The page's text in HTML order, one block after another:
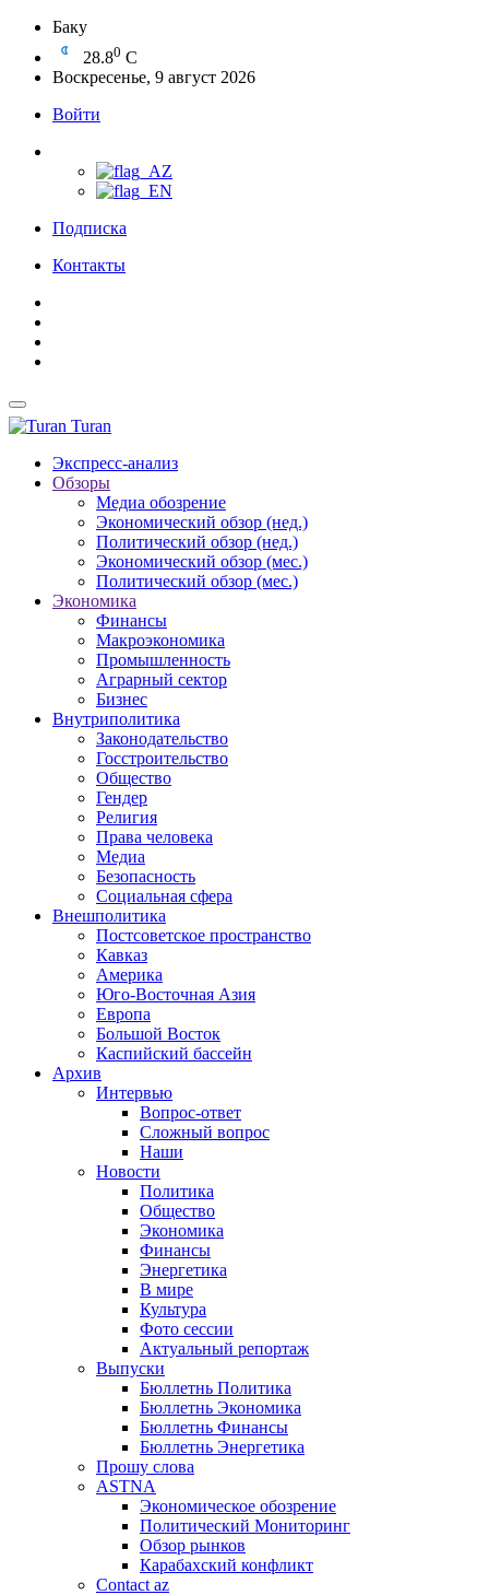
Баку
28.80 C
Воскресенье, 9 август 2026
Войти
Подписка
Контакты
Turan
Экспресс-анализ
Обзоры
Медиа обозрение
Экономический обзор (нед.)
Политический обзор (нед.)
Экономический обзор (мес.)
Политический обзор (мес.)
Экономика
Финансы
Макроэкономика
Промышленность
Аграрный сектор
Бизнес
Внутриполитика
Законодательство
Госстроительство
Общество
Гендер
Религия
Права человека
Медиа
Безопасность
Социальная сфера
Внешполитика
Постсоветское пространство
Кавказ
Америка
Юго-Восточная Азия
Европа
Большой Восток
Каспийский бассейн
Архив
Интервью
Вопрос-ответ
Сложный вопрос
Наши
Новости
Политика
Общество
Экономика
Финансы
Энергетика
В мире
Культура
Фото сессии
Актуальный репортаж
Выпуски
Бюллетнь Политика
Бюллетнь Экономика
Бюллетнь Финансы
Бюллетнь Энергетика
Прошу слова
ASTNA
Экономическое обозрение
Политический Мониторинг
Обзор рынков
Карабахский конфликт
Contact az